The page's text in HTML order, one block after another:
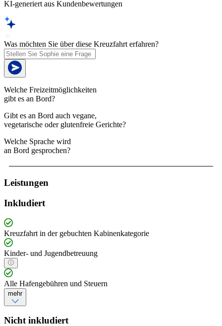
KI-generiert aus Kundenbewertungen
Was möchten Sie über diese Kreuzfahrt erfahren?
Welche Freizeitmöglichkeiten
gibt es an Bord?
Gibt es an Bord auch vegane,
vegetarische oder glutenfreie Gerichte?
Welche Sprache wird
an Bord gesprochen?
Leistungen
Inkludiert
Kreuzfahrt in der gebuchten Kabinenkategorie
Kinder- und Jugendbetreuung
Alle Hafengebühren und Steuern
mehr
Nicht inkludiert